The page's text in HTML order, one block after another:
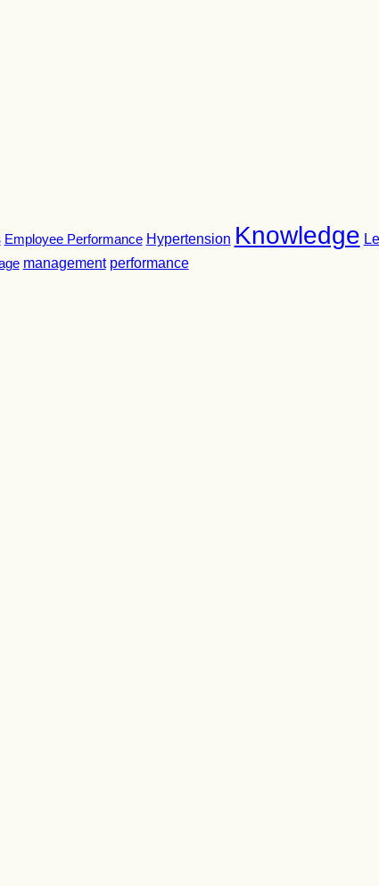
Employee Performance Hypertension Knowledge
management performance